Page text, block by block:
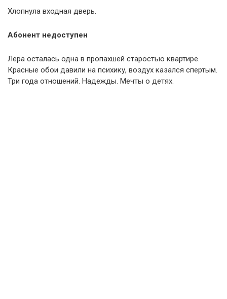
Хлопнула входная дверь.
Абонент недоступен
Лера осталась одна в пропахшей старостью квартире.
Красные обои давили на психику, воздух казался спертым.
Три года отношений. Надежды. Мечты о детях.